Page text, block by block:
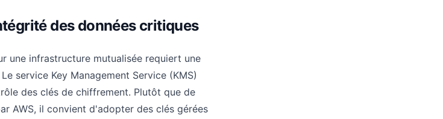
des données critiques
une infrastructure mutualisée requiert une
service Key Management Service (KMS)
des clés de chiffrement. Plutôt que de
AWS, il convient d'adopter des clés gérées